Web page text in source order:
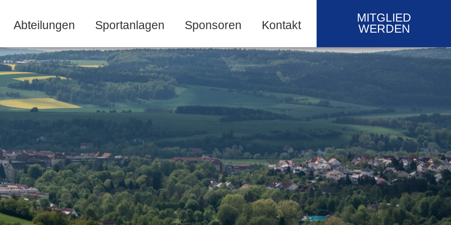
Abteilungen Sportanlagen Sponsoren Kontakt
MITGLIED
WERDEN